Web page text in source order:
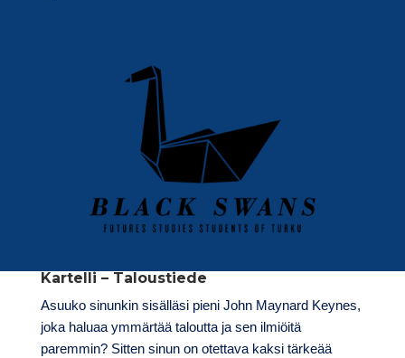
Kartelli – Taloustiede
Asuuko sinunkin sisälläsi pieni John Maynard Keynes,
joka haluaa ymmärtää taloutta ja sen ilmiöitä
paremmin? Sitten sinun on otettava kaksi tärkeää